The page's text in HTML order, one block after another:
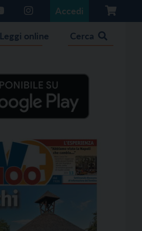
Accedi
Leggi online Cerca